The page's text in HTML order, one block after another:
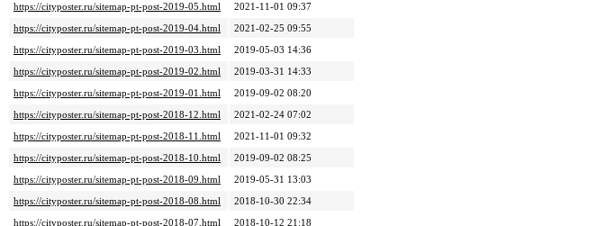
https://cityposter.ru/sitemap-pt-post-2019-05.html
2021-11-01 09:37
https://cityposter.ru/sitemap-pt-post-2019-04.html
2021-02-25 09:55
https://cityposter.ru/sitemap-pt-post-2019-03.html
2019-05-03 14:36
https://cityposter.ru/sitemap-pt-post-2019-02.html
2019-03-31 14:33
https://cityposter.ru/sitemap-pt-post-2019-01.html
2019-09-02 08:20
https://cityposter.ru/sitemap-pt-post-2018-12.html
2021-02-24 07:02
https://cityposter.ru/sitemap-pt-post-2018-11.html
2021-11-01 09:32
https://cityposter.ru/sitemap-pt-post-2018-10.html
2019-09-02 08:25
https://cityposter.ru/sitemap-pt-post-2018-09.html
2019-05-31 13:03
https://cityposter.ru/sitemap-pt-post-2018-08.html
2018-10-30 22:34
https://cityposter.ru/sitemap-pt-post-2018-07.html
2018-10-12 21:18